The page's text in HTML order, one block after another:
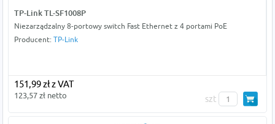
TP-Link TL-SF1008P
Niezarządzalny 8-portowy switch Fast Ethernet z 4 portami PoE
Producent: TP-Link
151,99 zł z VAT
123,57 zł netto szt